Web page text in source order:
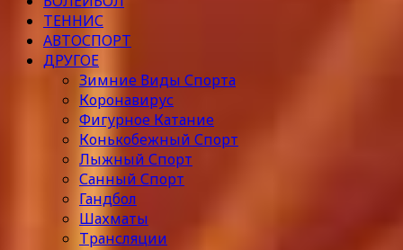
ТЕННИС
АВТОСПОРТ
ДРУГОЕ
Зимние Виды Спорта
Коронавирус
Фигурное Катание
Конькобежный Спорт
Лыжный Спорт
Санный Спорт
Гандбол
Шахматы
Трансляции